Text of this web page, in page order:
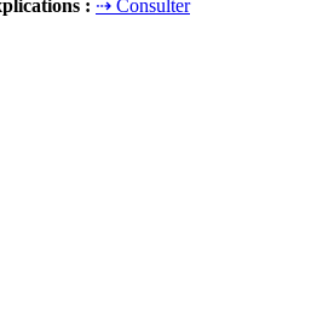
: ⇢ Consulter